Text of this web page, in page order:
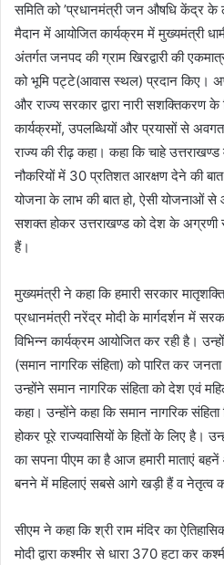
समिति को ’प्रधानमंत्री जन औषधि केंद्र के
मैदान में आयोजित कार्यक्रम में मुख्यमंत्री
अंतर्गत जनपद की ग्राम खिरद्वारी की
को भूमि पट्टे(आवास स्थल) प्रदान किए।
और राज्य सरकार द्वारा नारी सशक्तिकरण
कार्यक्रमों, उपलब्धियों और प्रयासों से
राज्य की रीढ़ कहा। कहा कि चाहे
नौकरियों में 30 प्रतिशत आरक्षण देने की
योजना के लाभ की बात हो, ऐसी योजनाओं
सशक्त होकर उत्तराखण्ड को देश के अग्रणी
हैं।
मुख्यमंत्री ने कहा कि हमारी सरकार
प्रधानमंत्री नरेंद्र मोदी के मार्गदर्शन में
विभिन्न कार्यक्रम आयोजित कर रही है।
(समान नागरिक संहिता) को पारित कर जनता
उन्होंने समान नागरिक संहिता को देश एवं
कहा। उन्होंने कहा कि समान नागरिक
होकर पूरे राज्यवासियों के हितों के लिए है।
का सपना पीएम का है आज हमारी माताएं
बनने में महिलाएं सबसे आगे खड़ी हैं व नेतृत्व
सीएम ने कहा कि श्री राम मंदिर का
मोदी द्वारा कश्मीर से धारा 370 हटा कर